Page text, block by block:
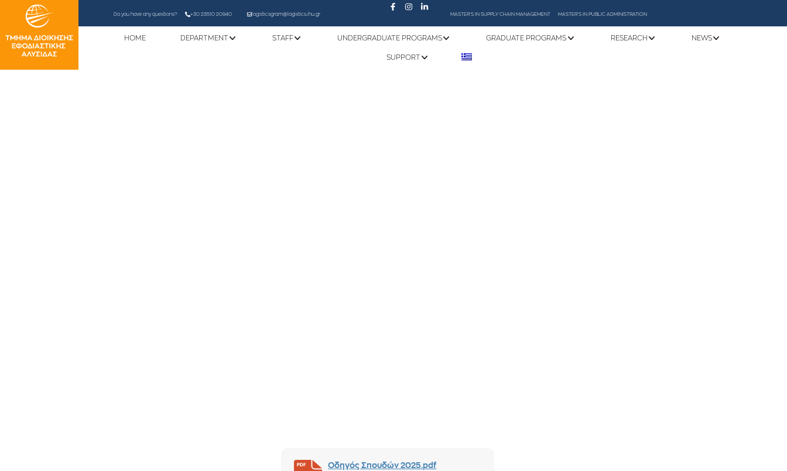
Do you have any questions? +30 23510 20940 logisticsgram@logistics.ihu.gr MASTER'S IN SUPPLY CHAIN MANAGEMENT MASTER'S IN PUBLIC ADMINISTRATION
HOME DEPARTMENT STAFF UNDERGRADUATE PROGRAMS GRADUATE PROGRAMS RESEARCH NEWS
SUPPORT
Οδηγός Σπουδών 2025.pdf